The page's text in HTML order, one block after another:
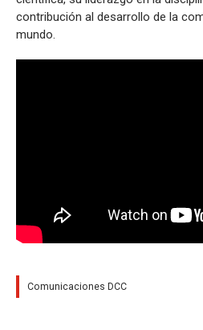
contribución al desarrollo de la
mundo.
Comunicaciones DCC